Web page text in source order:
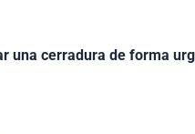
una cerradura de forma